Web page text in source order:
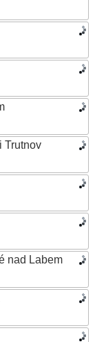
Trutnov
nad Labem